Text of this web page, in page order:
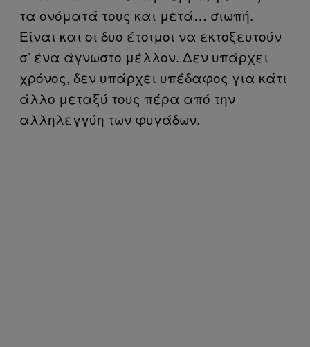
τα ονόματά τους και μετά… σιωπή.
Είναι και οι δυο έτοιμοι να εκτοξευτούν
σ’ ένα άγνωστο μέλλον. Δεν υπάρχει
χρόνος, δεν υπάρχει υπέδαφος για κάτι
άλλο μεταξύ τους πέρα από την
αλληλεγγύη των φυγάδων.